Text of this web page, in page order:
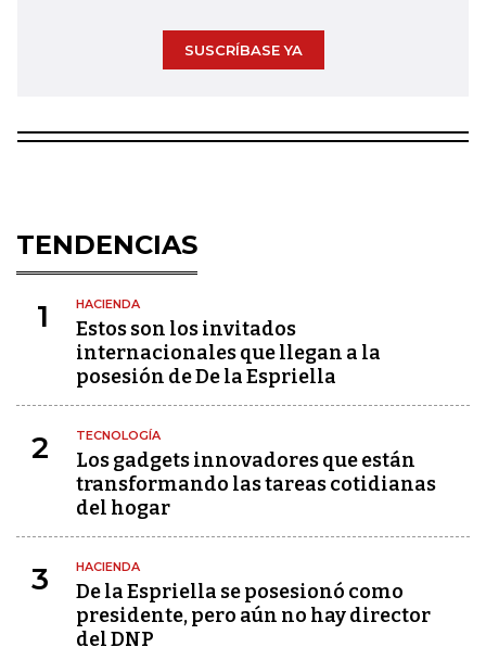
SUSCRÍBASE YA
TENDENCIAS
1 HACIENDA
Estos son los invitados
internacionales que llegan a la
posesión de De la Espriella
2 TECNOLOGÍA
Los gadgets innovadores que están
transformando las tareas cotidianas
del hogar
3 HACIENDA
De la Espriella se posesionó como
presidente, pero aún no hay director
del DNP